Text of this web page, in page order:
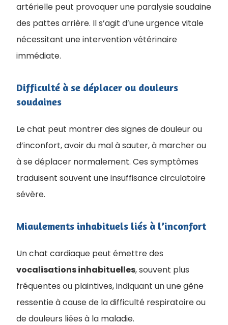
artérielle peut provoquer une paralysie soudaine
des pattes arrière. Il s’agit d’une urgence vitale
nécessitant une intervention vétérinaire
immédiate.
Difficulté à se déplacer ou douleurs
soudaines
Le chat peut montrer des signes de douleur ou
d’inconfort, avoir du mal à sauter, à marcher ou
à se déplacer normalement. Ces symptômes
traduisent souvent une insuffisance circulatoire
sévère.
Miaulements inhabituels liés à l’inconfort
Un chat cardiaque peut émettre des
vocalisations inhabituelles, souvent plus
fréquentes ou plaintives, indiquant un une gêne
ressentie à cause de la difficulté respiratoire ou
de douleurs liées à la maladie.